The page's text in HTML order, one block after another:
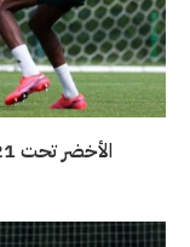
الأخضر تحت 21 يواجه الصين في افتتاح بطولة تولون